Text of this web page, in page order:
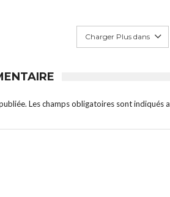
Charger Plus dans
Les champs obligatoires sont indiqués